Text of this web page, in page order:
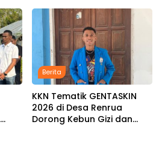
Instruksi Bupati SBS dan
Wabup HMS
Berita
KKN Tematik GENTASKIN
2026 di Desa Renrua
Dorong Kebun Gizi dan